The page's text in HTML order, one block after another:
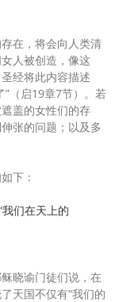
在，将会向人类清
人被创造，像这
经将此内容描述
”（启19章7节）。若
盖的女性们的存
张的问题；以及多
下：
我们在天上的
晓谕门徒们说，在
天国不仅有“我们的